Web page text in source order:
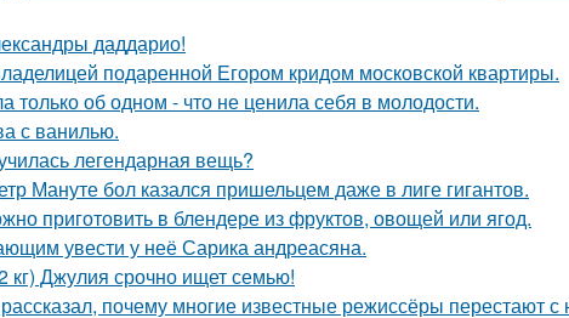
даддарио!
подаренной Егором кридом московской квартиры.
только об одном - что не ценила себя в молодости.
с ванилью.
легендарная вещь?
Мануте бол казался пришельцем даже в лиге гигантов.
приготовить в блендере из фруктов, овощей или ягод.
увести у неё Сарика андреасяна.
Джулия срочно ищет семью!
почему многие известные режиссёры перестают с